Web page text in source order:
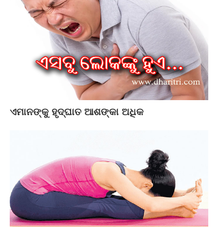
ଏମାନଙ୍କୁ ହୃଦ୍‌ଘାତ ଆଶଙ୍କା ଅଧିକ